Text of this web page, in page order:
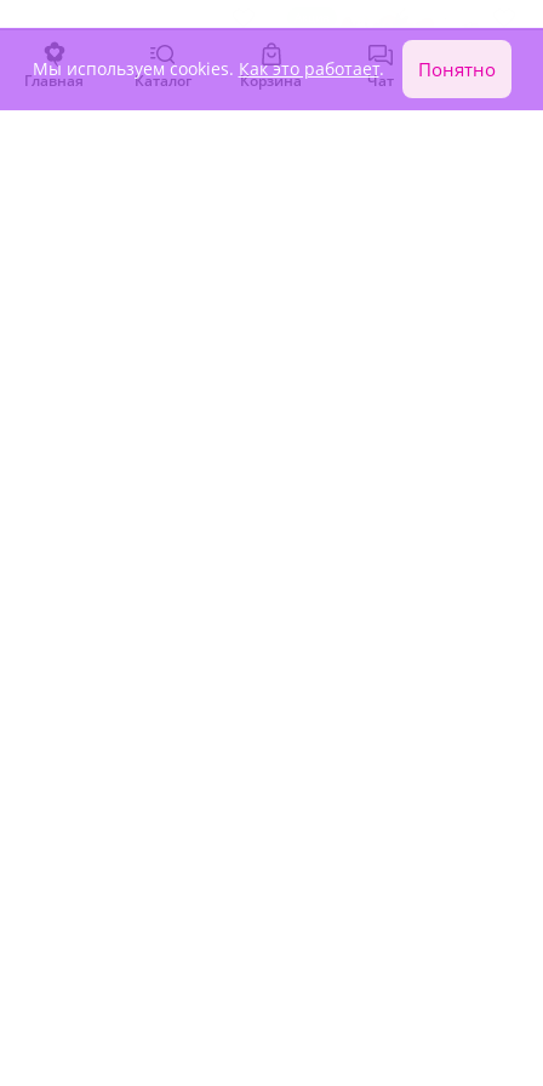
Главная Каталог Корзина Чат Войти
Мы используем cookies. Как это работает. Понятно